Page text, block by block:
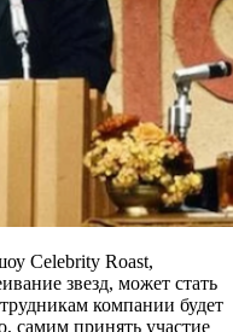
Celebrity Roast,
звезд, может стать
компании будет
самим принять участие